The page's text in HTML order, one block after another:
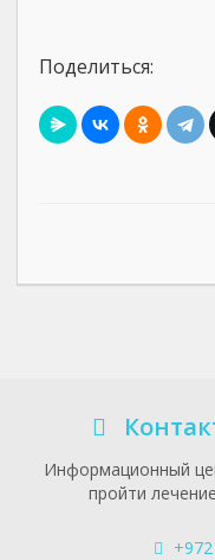
Поделиться:
Информационный
пройти